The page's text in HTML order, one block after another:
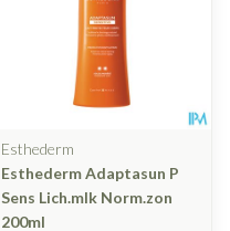
Esthederm
Esthederm Adaptasun P
Sens Lich.mlk Norm.zon
200ml